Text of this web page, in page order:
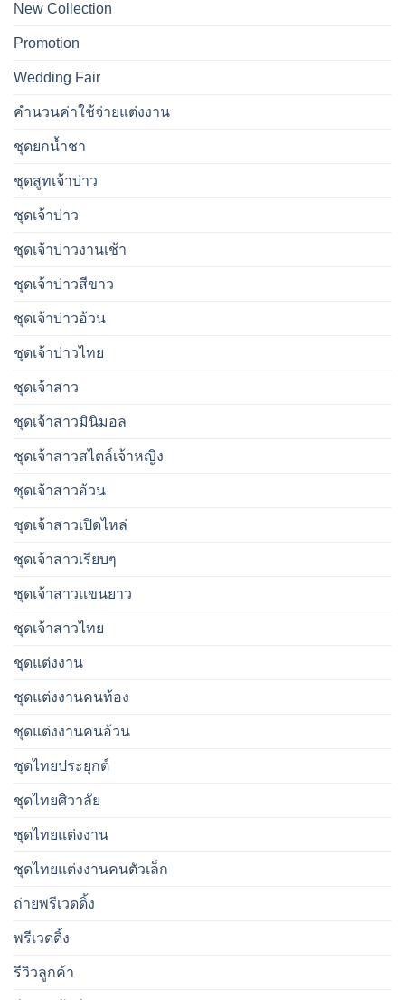
New Collection
Promotion
Wedding Fair
คำนวนค่าใช้จ่ายแต่งงาน
ชุดยกน้ำชา
ชุดสูทเจ้าบ่าว
ชุดเจ้าบ่าว
ชุดเจ้าบ่าวงานเช้า
ชุดเจ้าบ่าวสีขาว
ชุดเจ้าบ่าวอ้วน
ชุดเจ้าบ่าวไทย
ชุดเจ้าสาว
ชุดเจ้าสาวมินิมอล
ชุดเจ้าสาวสไตล์เจ้าหญิง
ชุดเจ้าสาวอ้วน
ชุดเจ้าสาวเปิดไหล่
ชุดเจ้าสาวเรียบๆ
ชุดเจ้าสาวเเขนยาว
ชุดเจ้าสาวไทย
ชุดแต่งงาน
ชุดแต่งงานคนท้อง
ชุดแต่งงานคนอ้วน
ชุดไทยประยุกต์
ชุดไทยศิวาลัย
ชุดไทยแต่งงาน
ชุดไทยแต่งงานคนตัวเล็ก
ถ่ายพรีเวดดิ้ง
พรีเวดดิ้ง
รีวิวลูกค้า